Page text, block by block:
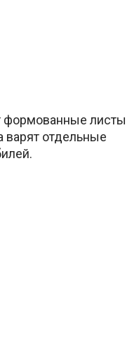
формованные листы
варят отдельные